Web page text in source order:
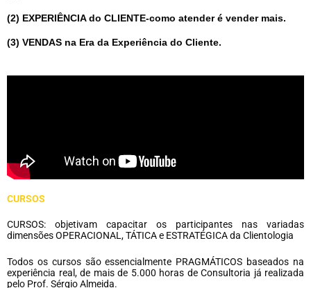
(2) EXPERIÊNCIA do CLIENTE-como atender é vender mais.
(3) VENDAS na Era da Experiência do Cliente.
CURSOS
CURSOS: objetivam capacitar os participantes nas variadas
dimensões OPERACIONAL, TÁTICA e ESTRATÉGICA da Clientologia
Todos os cursos são essencialmente PRAGMÁTICOS baseados na
experiência real, de mais de 5.000 horas de Consultoria já realizada
pelo Prof. Sérgio Almeida.